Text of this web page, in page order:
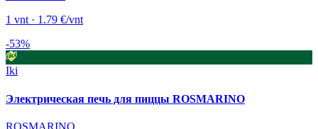
1 vnt · 1.79 €/vnt
-53%
Iki
Электрическая печь для пиццы ROSMARINO
ROSMARINO